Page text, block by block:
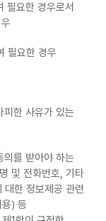
필요한 경우로서
필요한 경우
피한 사유가 있는
를 받아야 하는
및 전화번호, 기타
대한 정보제공 관련
) 등